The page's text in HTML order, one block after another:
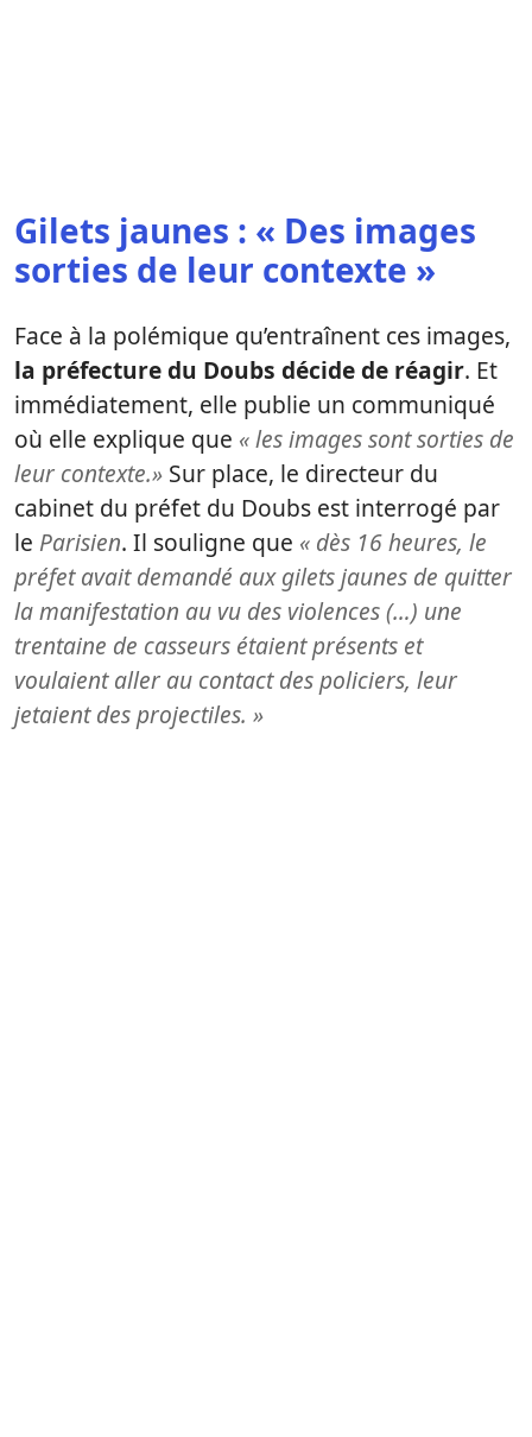
Gilets jaunes : « Des images
sorties de leur contexte »
Face à la polémique qu’entraînent ces images,
la préfecture du Doubs décide de réagir. Et
immédiatement, elle publie un communiqué
où elle explique que « les images sont sorties de
leur contexte.» Sur place, le directeur du
cabinet du préfet du Doubs est interrogé par
le Parisien. Il souligne que « dès 16 heures, le
préfet avait demandé aux gilets jaunes de quitter
la manifestation au vu des violences (…) une
trentaine de casseurs étaient présents et
voulaient aller au contact des policiers, leur
jetaient des projectiles. »